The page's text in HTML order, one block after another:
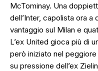
McTominay. Una
dell’Inter, capolista ora
vantaggio sul Milan e
L’ex United gioca più di
però iniziato nel peggiore
su pressione dell’ex